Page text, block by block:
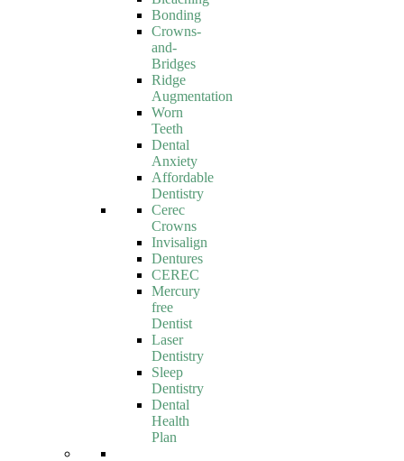
Bonding
Crowns-
and-
Bridges
Ridge
Augmentation
Worn
Teeth
Dental
Anxiety
Affordable
Dentistry
Cerec
Crowns
Invisalign
Dentures
CEREC
Mercury
free
Dentist
Laser
Dentistry
Sleep
Dentistry
Dental
Health
Plan